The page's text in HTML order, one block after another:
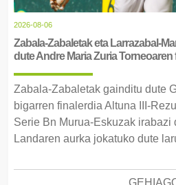
2026-08-06
Zabala-Zabaletak eta Larrazabal-
dute Andre Maria Zuria Torneoaren
Zabala-Zabaletak gainditu dute
bigarren finalerdia Altuna III-
Serie Bn Murua-Eskuzak irabazi
Landaren aurka jokatuko dute